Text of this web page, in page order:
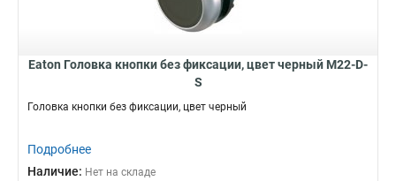
Eaton Головка кнопки без фиксации, цвет черный M22-D-
S
Головка кнопки без фиксации, цвет черный
Подробнее
Наличие: Нет на складе